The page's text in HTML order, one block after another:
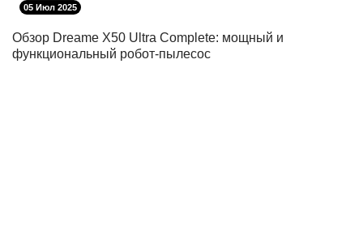
05 Июл 2025
Обзор Dreame X50 Ultra Complete: мощный и
функциональный робот-пылесос